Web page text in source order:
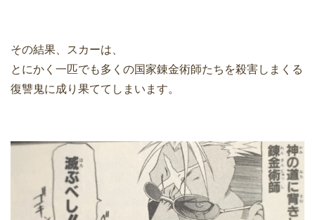
その結果、スカーは、
とにかく一匹でも多くの国家錬金術師たちを殺害しまくる
復讐鬼に成り果ててしまいます。